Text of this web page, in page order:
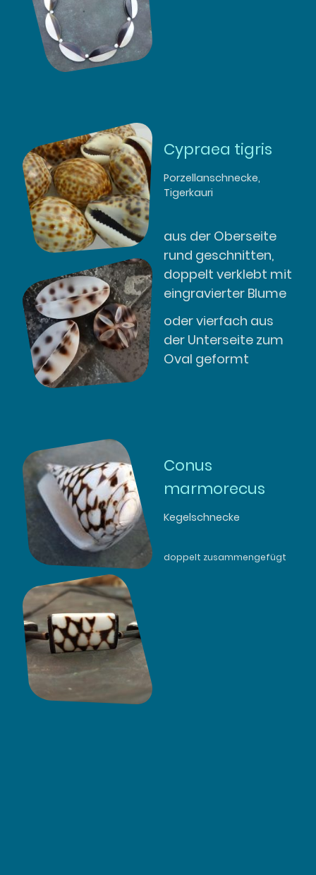
Cypraea tigris
Porzellanschnecke,
Tigerkauri
aus der Oberseite
rund geschnitten,
doppelt verklebt mit
eingravierter Blume
oder vierfach aus
der Unterseite zum
Oval geformt
Conus
marmorecus
Kegelschnecke
doppelt zusammengefügt